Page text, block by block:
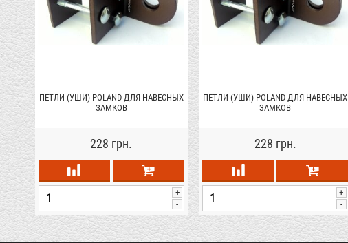
ПЕТЛИ (УШИ) POLAND ДЛЯ НАВЕСНЫХ
ЗАМКОВ
228 грн.
-
+
ПЕТЛИ (УШИ) POLAND ДЛЯ НАВЕСНЫХ
ЗАМКОВ
228 грн.
-
+